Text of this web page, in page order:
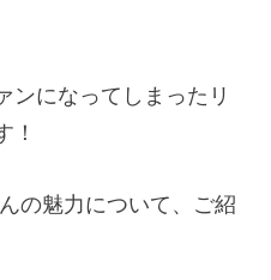
ンになってしまったリ
！
の魅力について、ご紹